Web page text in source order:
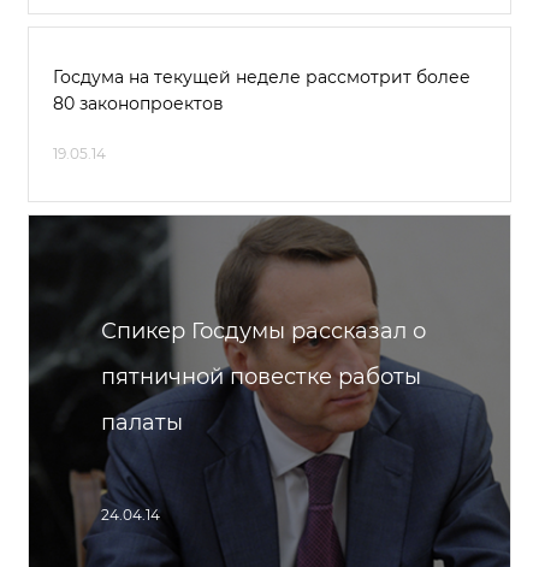
Госдума на текущей неделе рассмотрит более
80 законопроектов
19.05.14
Спикер Госдумы рассказал о
пятничной повестке работы
палаты
24.04.14